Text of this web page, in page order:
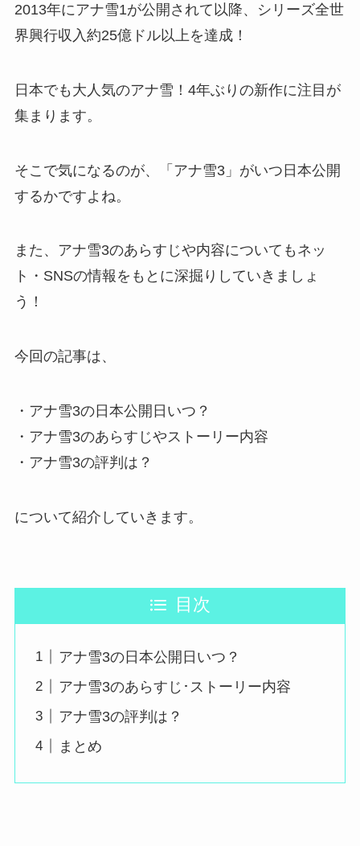
2013年にアナ雪1が公開されて以降、シリーズ全世
界興行収入約25億ドル以上を達成！
日本でも大人気のアナ雪！4年ぶりの新作に注目が
集まります。
そこで気になるのが、「アナ雪3」がいつ日本公開
するかですよね。
また、アナ雪3のあらすじや内容についてもネッ
ト・SNSの情報をもとに深掘りしていきましょ
う！
今回の記事は、
・アナ雪3の日本公開日いつ？
・アナ雪3のあらすじやストーリー内容
・アナ雪3の評判は？
について紹介していきます。
目次
アナ雪3の日本公開日いつ？
アナ雪3のあらすじ･ストーリー内容
アナ雪3の評判は？
まとめ